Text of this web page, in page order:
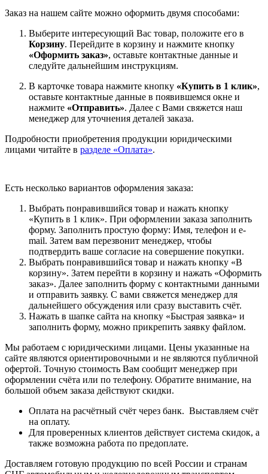
Заказ на нашем сайте можно оформить двумя способами:
Выберите интересующий Вас товар, положите его в
Корзину. Перейдите в корзину и нажмите кнопку
«Оформить заказ», оставьте контактные данные и
следуйте дальнейшим инструкциям.
В карточке товара нажмите кнопку «Купить в 1 клик»,
оставьте контактные данные в появившемся окне и
нажмите «Отправить». Далее с Вами свяжется наш
менеджер для уточнения деталей заказа.
Подробности приобретения продукции юридическими
лицами читайте в разделе «Оплата».
Есть несколько вариантов оформления заказа:
Выбрать понравившийся товар и нажать кнопку
«Купить в 1 клик». При оформлении заказа заполнить
форму. Заполнить простую форму: Имя, телефон и e-
mail. Затем вам перезвонит менеджер, чтобы
подтвердить ваше согласие на совершение покупки.
Выбрать понравившийся товар и нажать кнопку «В
корзину». Затем перейти в корзину и нажать «Оформить
заказ». Далее заполнить форму с контактными данными
и отправить заявку. С вами свяжется менеджер для
дальнейшего обсуждения или сразу выставить счёт.
Нажать в шапке сайта на кнопку «Быстрая заявка» и
заполнить форму, можно прикрепить заявку файлом.
Мы работаем с юридическими лицами. Цены указанные на
сайте являются ориентировочными и не являются публичной
офертой. Точную стоимость Вам сообщит менеджер при
оформлении счёта или по телефону. Обратите внимание, на
большой объем заказа действуют скидки.
Оплата на расчётный счёт через банк. Выставляем счёт
на оплату.
Для проверенных клиентов действует система скидок, а
также возможна работа по предоплате.
Доставляем готовую продукцию по всей России и странам